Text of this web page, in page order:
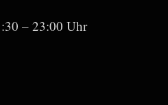
– 23:00 Uhr